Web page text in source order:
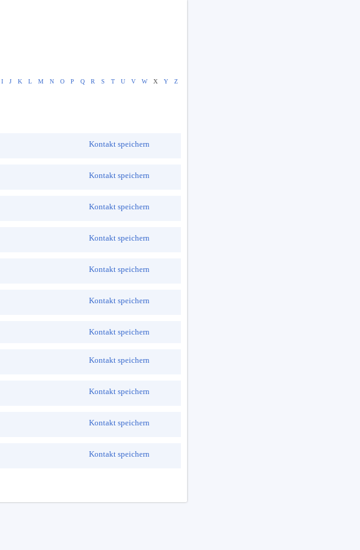
I J K L M N O P Q R S T U V W X Y Z
Kontakt speichern
Kontakt speichern
Kontakt speichern
Kontakt speichern
Kontakt speichern
Kontakt speichern
Kontakt speichern
Kontakt speichern
Kontakt speichern
Kontakt speichern
Kontakt speichern